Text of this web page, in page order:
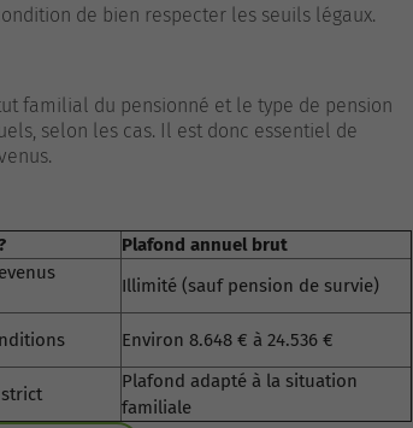
de bien respecter les seuils légaux.
familial du pensionné et le type de pension
selon les cas. Il est donc essentiel de
Plafond annuel brut
Illimité (sauf pension de survie)
Environ 8.648 € à 24.536 €
Plafond adapté à la situation
familiale